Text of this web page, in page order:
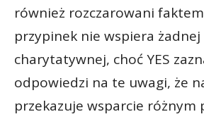
również rozczarowani
przypinek nie wspiera żadnej
charytatywnej, choć YES
odpowiedzi na te uwagi, że
przekazuje wsparcie różnym